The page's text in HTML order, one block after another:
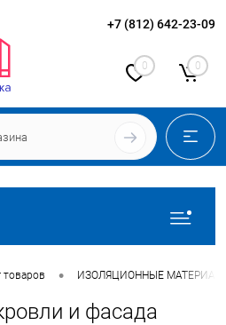
+7 (812) 642-23-09
0 0
товаров • ИЗОЛЯЦИОННЫЕ
и фасада